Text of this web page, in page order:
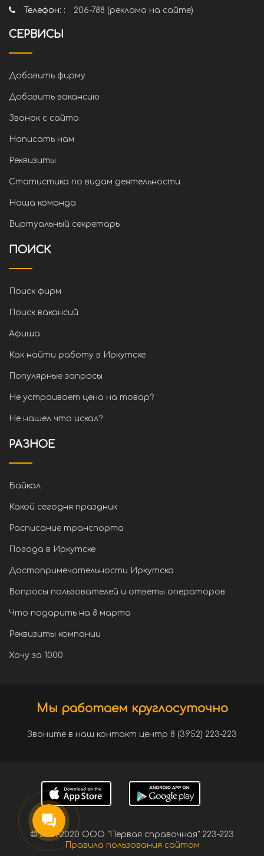
Телефон: :
206-788 (реклама на сайте)
СЕРВИСЫ
Добавить фирму
Добавить вакансию
Звонок с сайта
Написать нам
Реквизиты
Статистика по видам деятельности
Наша команда
Виртуальный секретарь
ПОИСК
Поиск фирм
Поиск вакансий
Афиша
Как найти работу в Иркутске
Популярные запросы
Не устраивает цена на товар?
Не нашел что искал?
РАЗНОЕ
Байкал
Какой сегодня праздник
Расписание транспорта
Погода в Иркутске
Достопримечательности Иркутска
Вопросы пользователей и ответы операторов
Что подарить на 8 марта
Реквизиты компании
Хочу за 1000
Мы работаем круглосуточно
Звоните в наш контакт центр 8 (3952) 223-223
© 2001-2020 ООО "Первая справочная" 223-223
Правила пользования сайтом